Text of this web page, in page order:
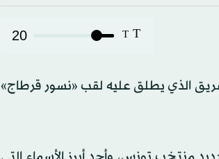
T
T
20
الكثيرون أن الفريق الذي يطلق عليه لقب «نسور قرطاج»